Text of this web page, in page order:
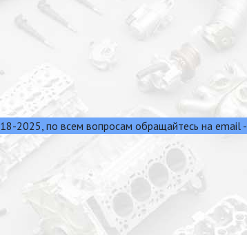
по всем вопросам обращайтесь на email -